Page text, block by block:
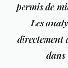
permis de
Les
directement
dans